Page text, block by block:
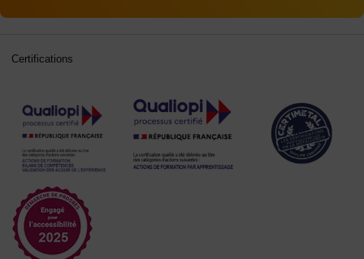
Certifications